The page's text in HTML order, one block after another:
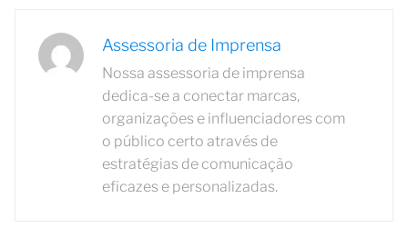
Assessoria de Imprensa
Nossa assessoria de imprensa
dedica-se a conectar marcas,
organizações e influenciadores com
o público certo através de
estratégias de comunicação
eficazes e personalizadas.